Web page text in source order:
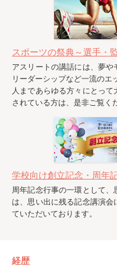
スポーツの祭典～選手・
アスリートの講話には、夢やモチベーション、人材育成、組織作り、
リーダーシップなど一流の
人まであらゆる方々にとっ
されている方は、是非ご覧く
学校向け創立記念・周年
周年記念行事の一環として、思い出に残る記念講演会を！本ページで
は、思い出に残る記念講演
ていただいております。
経歴